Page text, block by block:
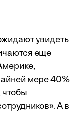
увидеть
еще
мере 40%
чтобы
А в